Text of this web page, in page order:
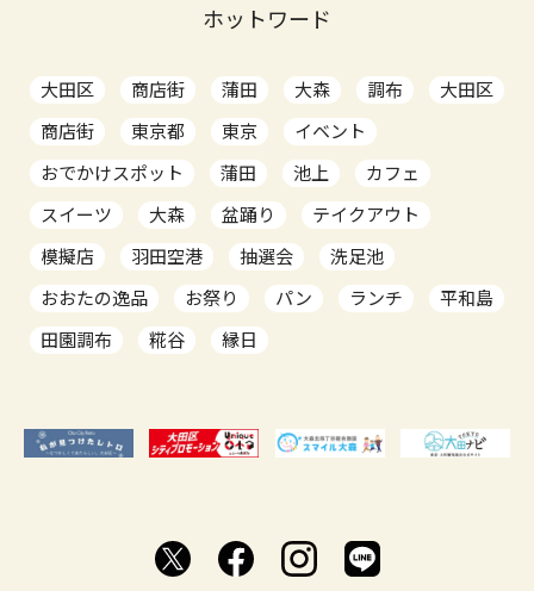
ホットワード
大田区 商店街 蒲田 大森 調布
大田区
商店街
東京都 東京
イベント
おでかけスポット
蒲田 池上
カフェ
スイーツ
大森 盆踊り
テイクアウト
模擬店
羽田空港 抽選会
洗足池
おおたの逸品
お祭り パン ランチ
平和島
田園調布
糀谷 縁日